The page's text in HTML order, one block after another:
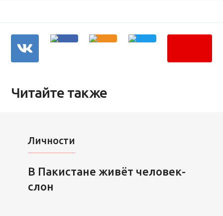
Читайте также
Личности
В Пакистане живёт человек-
слон